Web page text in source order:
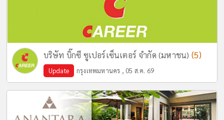
บริษัท บิ๊กซี ซูเปอร์เซ็นเตอร์ จำกัด (มหาชน) (5)
Update กรุงเทพมหานคร , 05 ส.ค. 69